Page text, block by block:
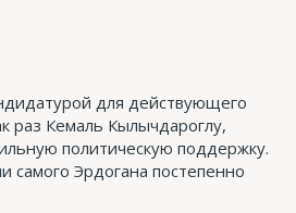
для действующего
раз Кемаль Кылычдароглу,
политическую поддержку.
самого Эрдогана постепенно